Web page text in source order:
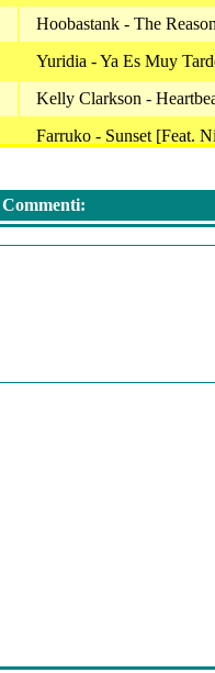
Hoobastank - The Reason
Yuridia - Ya Es Muy
Kelly Clarkson -
Farruko - Sunset [Feat.
Alejandro Roca Rey -
Tiziano Ferro - Tardes
Commenti: